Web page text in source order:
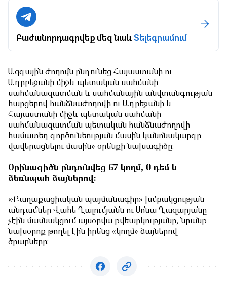
Բաժանորդագրվեք մեզ նաևՏելեգրամում
Ազգային ժողովն ընդունեց Հայաստանի ու
Ադրբեջանի միջև պետական սահմանի
սահմանազատման և սահմանային անվտանգության
հարցերով հանձնաժողովի ու Ադրեջանի և
Հայաստանի միջև պետական սահմանի
սահմանազատման պետական հանձնաժողովի
համատեղ գործունեության մասին կանոնակարգը
վավերացնելու մասին» օրենքի նախագիծը։
Օրինագիծն ընդունվեց 67 կողմ, 0 դեմ և
ձեռնպահ ձայներով։
«Քաղաքացիական պայմանագիր» խմբակցության
անդամներ Վահե Ղալումյանն ու Սոնա Ղազարյանը
չէին մասնակցում այսօրվա քվեարկությանը, նրանք
նախօրոք թողել էին իրենց «կողմ» ձայներով
ծրարները։